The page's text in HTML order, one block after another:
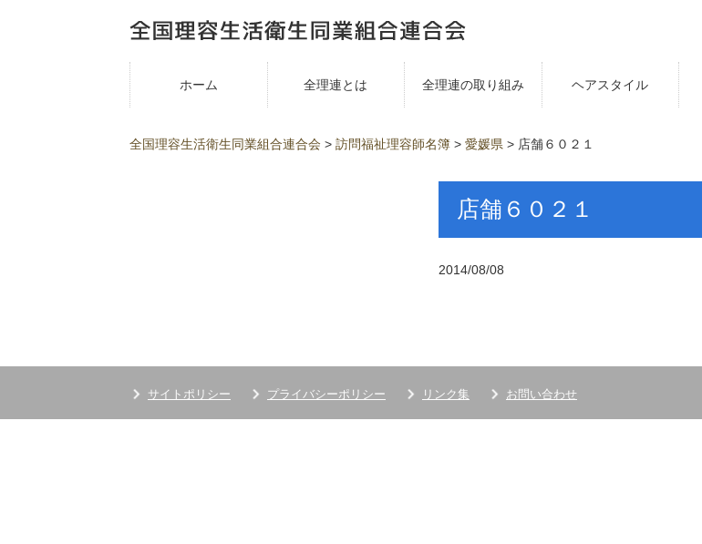
ホーム 全理連とは 全理連の取り組み ヘアスタイル
全国理容生活衛生同業組合連合会 > 訪問福祉理容師名簿 > 愛媛県 > 店舗６０２１
店舗６０２１
2014/08/08
サイトポリシー プライバシーポリシー リンク集 お問い合わせ